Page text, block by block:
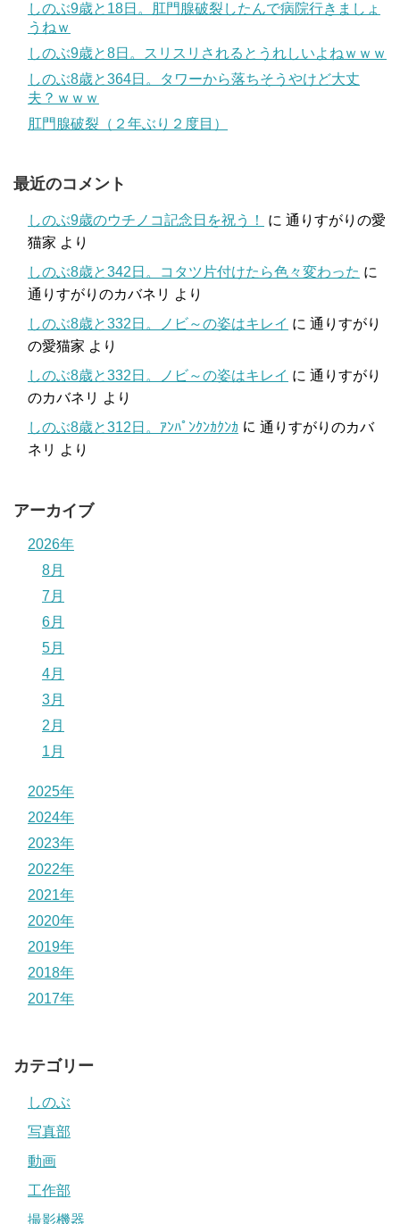
しのぶ9歳と18日。肛門腺破裂したんで病院行きましょ
うねｗ
しのぶ9歳と8日。スリスリされるとうれしいよねｗｗｗ
しのぶ8歳と364日。タワーから落ちそうやけど大丈
夫？ｗｗｗ
肛門腺破裂（２年ぶり２度目）
最近のコメント
しのぶ9歳のウチノコ記念日を祝う！ に 通りすがりの愛
猫家 より
しのぶ8歳と342日。コタツ片付けたら色々変わった に
通りすがりのカバネリ より
しのぶ8歳と332日。ノビ～の姿はキレイ に 通りすがり
の愛猫家 より
しのぶ8歳と332日。ノビ～の姿はキレイ に 通りすがり
のカバネリ より
しのぶ8歳と312日。ｱﾝﾊﾟﾝｸﾝｶｸﾝｶ に 通りすがりのカバ
ネリ より
アーカイブ
2026年
8月
7月
6月
5月
4月
3月
2月
1月
2025年
2024年
2023年
2022年
2021年
2020年
2019年
2018年
2017年
カテゴリー
しのぶ
写真部
動画
工作部
撮影機器